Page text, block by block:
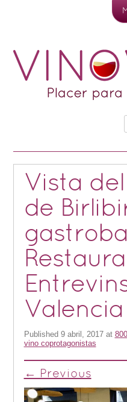
Vista
de
Valencia
Published 9 abril, 2017at
vino coprotagonistas
← Previous